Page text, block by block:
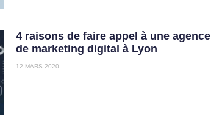
4 raisons de faire appel à une agence
de marketing digital à Lyon
12 MARS 2020